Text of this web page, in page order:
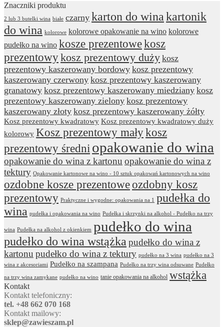
Znaczniki produktu
2 lub 3 butelki wina białe czarny karton do wina kartonik
do wina kolorowe kolorowe opakowanie na wino kolorowe
pudełko na wino kosze prezentowekosz
prezentowykosz prezentowy duży kosz
prezentowy kaszerowany bordowy kosz prezentowy
kaszerowany czerwony kosz prezentowy kaszerowany
granatowy kosz prezentowy kaszerowany miedziany kosz
prezentowy kaszerowany zielony kosz prezentowy
kaszerowany złoty kosz prezentowy kaszerowany żółty
Kosz prezentowy kwadratowy Kosz prezentowy kwadratowy duży
kolorowy Kosz prezentowy małykosz
prezentowy średni opakowanie do wina
opakowanie do wina z kartonu opakowanie do wina z
tektury Opakowanie kartonowe na wino - 10 sztuk opakowań kartonowych na wino
ozdobne kosze prezentoweozdobny kosz
prezentowy Praktyczne i wygodne: opakowania na 1
pudełka do
wina pudełka i opakowania na wino Pudełka i skrzynki na alkohol - Pudełko na trzy
wina Pudełka na alkohol z okienkiem pudełko do wina
pudełko do wina wstążka pudełko do wina z
kartonu pudełko do wina z tektury pudełko na 3 wina pudełko na 3
wina z akcesoriami Pudełko na szampana Pudełko na trzy wina odsuwane Pudełko
na trzy wina zamykane pudełko na wino tanie opakowania na alkohol wstążka
Kontakt
Kontakt telefoniczny:
tel. +48 662 070 168
Kontakt mailowy:
sklep@zawieszam.pl